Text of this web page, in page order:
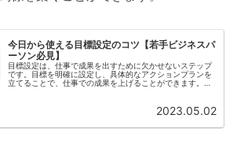
今日から使える目標設定のコツ【若手ビジネスパ
ーソン必見】
目標設定は、仕事で成果を出すために欠かせないステップ
です。目標を明確に設定し、具体的なアクションプランを
立てることで、仕事での成果を上げることができます。し
2023.05.02